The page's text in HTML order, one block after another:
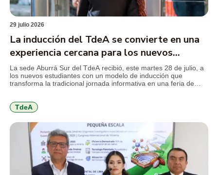
29 julio 2026
La inducción del TdeA se convierte en una
experiencia cercana para los nuevos
estudiantes
La sede Aburrá Sur del TdeA recibió, este martes 28 de julio, a
los nuevos estudiantes con un modelo de inducción que
transforma la tradicional jornada informativa en una feria de
programas y beneficios que encontrarán durante […]
TdeA